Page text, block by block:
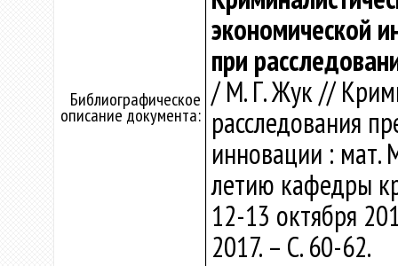
Библиографическое
описание документа:
экономической
при
/ М. Г. Жук //
расследования
инновации : мат.
летию кафедры
12-13 октября
2017. – С. 60-62.